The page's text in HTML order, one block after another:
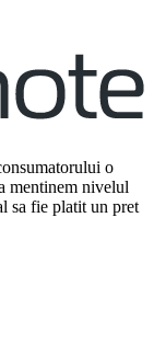
o
mentinem nivelul
sa fie platit un pret